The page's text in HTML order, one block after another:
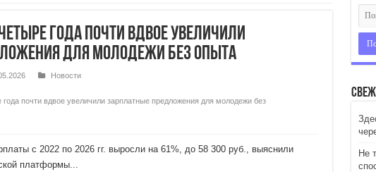
года почти вдвое увеличили
для молодежи без опыта
Новости
года почти вдвое увеличили зарплатные предложения для молодежи без
с 2022 по 2026 гг. выросли на 61%, до 58 300 руб., выяснили
платформы...
Не